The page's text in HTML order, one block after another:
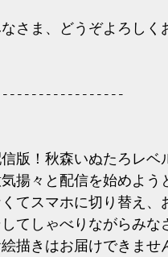
さま、どうぞよろしく
版！秋森いぬたろレ
揚々と配信を始めよう
てスマホに切り替え、
てしゃべりながらみ
描きはお届けできませ